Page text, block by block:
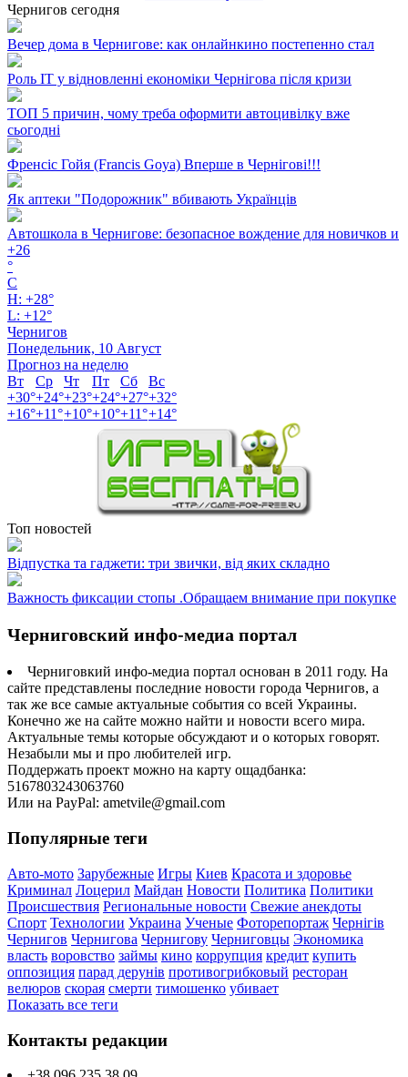
Чернигов сегодня
Вечер дома в Чернигове: как онлайнкино постепенно стал
Роль ІТ у відновленні економіки Чернігова після кризи
ТОП 5 причин, чому треба оформити автоцивілку вже
сьогодні
Френсіс Гойя (Francis Goya) Вперше в Чернігові!!!
Як аптеки "Подорожник" вбивають Українців
Автошкола в Чернигове: безопасное вождение для новичков и
+26
°
C
H: +28°
L: +12°
Чернигов
Понедельник, 10 Август
Прогноз на неделю
Вт
Ср Чт Пт Сб
Вс
+30°+24°+23°+24°+27°+32°
+16°+11°+10°+10°+11°+14°
Топ новостей
Відпустка та гаджети: три звички, від яких складно
Важность фиксации стопы .Обращаем внимание при покупке
Черниговский инфо-медиа портал
Черниговкий инфо-медиа портал основан в 2011 году. На
сайте представлены последние новости города Чернигов, а
так же все самые актуальные события со всей Украины.
Конечно же на сайте можно найти и новости всего мира.
Актуальные темы которые обсуждают и о которых говорят.
Незабыли мы и про любителей игр.
Поддержать проект можно на карту ощадбанка:
5167803243063760
Или на PayPal: ametvile@gmail.com
Популярные теги
Авто-мото Зарубежные Игры Киев Красота и здоровье
Криминал Лоцерил Майдан Новости Политика Политики
Происшествия Региональные новости Свежие анекдоты
Спорт Технологии Украина Ученые Фоторепортаж Чернігів
Чернигов Чернигова Чернигову Черниговцы Экономика
власть воровство займы кино коррупция кредит купить
оппозиция парад дерунів противогрибковый ресторан
велюров скорая смерти тимошенко убивает
Показать все теги
Контакты редакции